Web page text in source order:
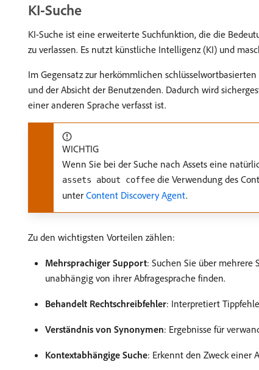
KI-Suche
KI-Suche ist eine erweiterte Suchfunktion, die die
zu verlassen. Es nutzt künstliche Intelligenz (KI) und
Im Gegensatz zur herkömmlichen
und der Absicht der Benutzenden. Dadurch wird
einer anderen Sprache verfasst ist.
WICHTIG
Wenn Sie bei der Suche nach Assets eine
assets about coffee die Verwendung des
unter Content Discovery Agent.
Zu den wichtigsten Vorteilen zählen:
Mehrsprachiger Support: Suchen Sie über
unabhängig von ihrer Abfragesprache finden.
Behandelt Rechtschreibfehler: Interpretiert
Verständnis von Synonymen: Ergebnisse für
Kontextabhängige Suche: Erkennt den Zweck einer